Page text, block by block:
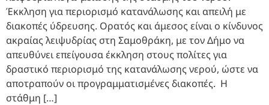
Έκκληση για περιορισμό κατανάλωσης και απειλή με
διακοπές ύδρευσης. Ορατός και άμεσος είναι ο κίνδυνος
ακραίας λειψυδρίας στη Σαμοθράκη, με τον Δήμο να
απευθύνει επείγουσα έκκληση στους πολίτες για
δραστικό περιορισμό της κατανάλωσης νερού, ώστε να
αποτραπούν οι προγραμματισμένες διακοπές. Η
στάθμη […]